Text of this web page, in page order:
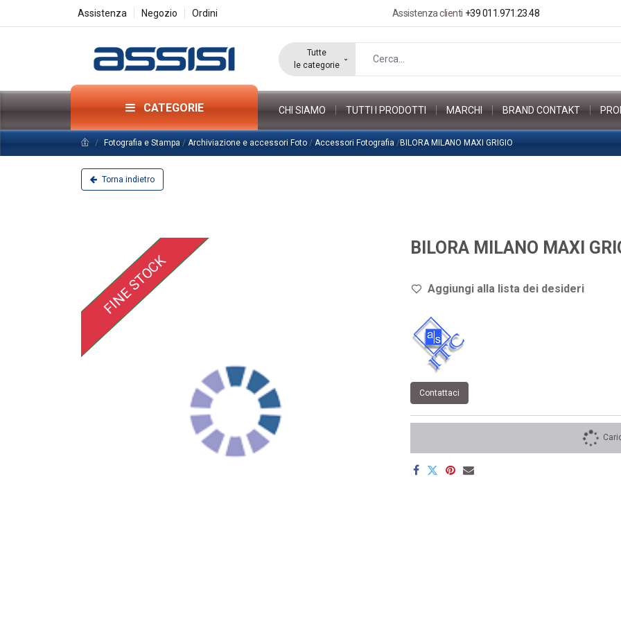
Assistenza Negozio Ordini Assistenza clienti +39 011.971.23.48
Tutte
le categorie
CATEGORIE CHI SIAMO TUTTI I PRODOTTI MARCHI BRAND CONTAKT
Fotografia e Stampa / Archiviazione e accessori Foto / Accessori Fotografia /BILORA MILANO MAXI GRIGIO
Torna indietro
FINE STOCK
BILORA MILANO MAXI
Aggiungi alla lista dei desideri
Contattaci